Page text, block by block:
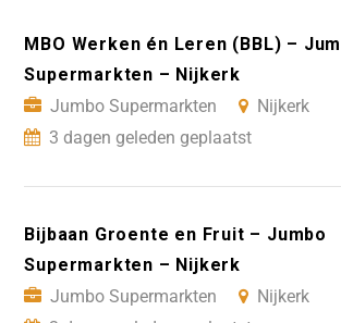
MBO Werken én Leren (BBL) –
Supermarkten – Nijkerk
Jumbo Supermarkten
Nijkerk
3 dagen geleden geplaatst
Bijbaan Groente en Fruit – Jumbo
Supermarkten – Nijkerk
Jumbo Supermarkten
Nijkerk